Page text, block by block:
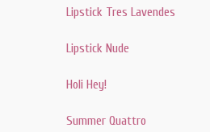
Lipstick Tres Lavendes
Lipstick Nude
Holi Hey!
Summer Quattro